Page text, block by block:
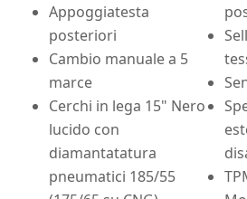
Appoggiatesta
posteriori
Cambio manuale a 5
marce
Cerchi in lega 15" Nero
lucido con
diamantatatura
pneumatici 185/55